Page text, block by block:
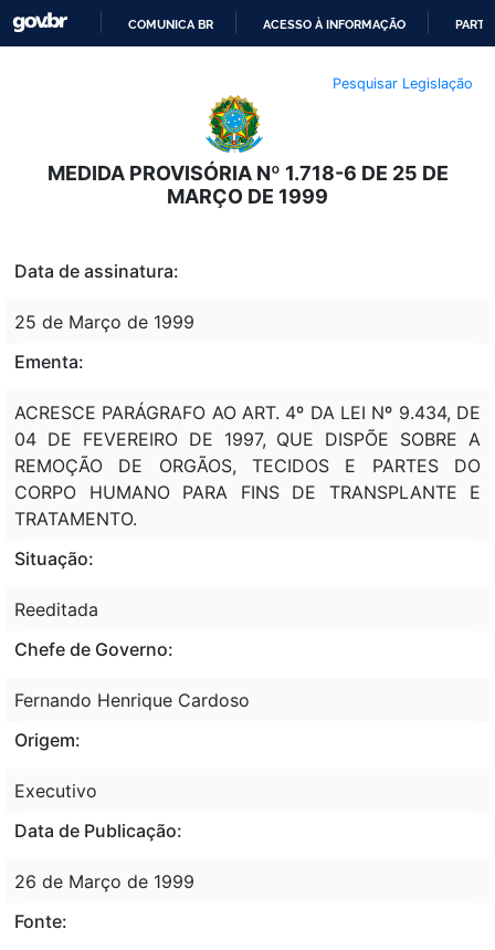
O
CONTEÚDO
COMUNICA BR ACESSO À INFORMAÇÃO
Pesquisar Legislação
MEDIDA PROVISÓRIA Nº 1.718-6 DE 25 DE
MARÇO DE 1999
Data de assinatura:
25 de Março de 1999
Ementa:
ACRESCE PARÁGRAFO AO ART. 4º DA LEI Nº 9.434, DE
04 DE FEVEREIRO DE 1997, QUE DISPÕE SOBRE A
REMOÇÃO DE ORGÃOS, TECIDOS E PARTES DO
CORPO HUMANO PARA FINS DE TRANSPLANTE E
TRATAMENTO.
Situação:
Reeditada
Chefe de Governo:
Fernando Henrique Cardoso
Origem:
Executivo
Data de Publicação:
26 de Março de 1999
Fonte: